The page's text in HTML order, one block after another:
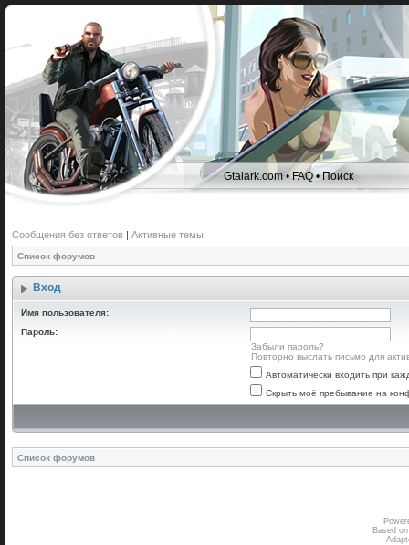
Gtalark.com •FAQ•Поиск
Сообщения без ответов | Активные темы
Список форумов
Вход
Имя пользователя:
Пароль:
Забыли пароль?
Повторно выслать письмо для
Автоматически входить при
Скрыть моё пребывание на
Список форумов
Based